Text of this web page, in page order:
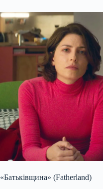
«Батьківщина» (Fatherland)